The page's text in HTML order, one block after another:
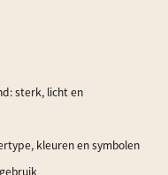
sterk, licht en
kleuren en symbolen